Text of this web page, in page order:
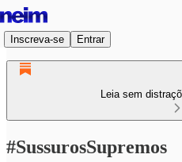
Inscreva-se Entrar
Leia sem
#SussurosSupremos